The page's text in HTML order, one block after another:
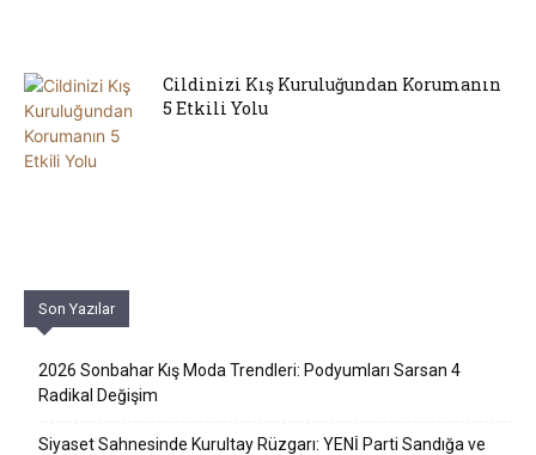
Cildinizi Kış Kuruluğundan Korumanın
5 Etkili Yolu
Son Yazılar
2026 Sonbahar Kış Moda Trendleri: Podyumları Sarsan 4
Radikal Değişim
Siyaset Sahnesinde Kurultay Rüzgarı: YENİ Parti Sandığa ve